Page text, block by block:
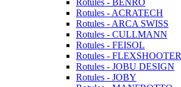
Rotules - BENRO
Rotules - ACRATECH
Rotules - ARCA SWISS
Rotules - CULLMANN
Rotules - FEISOL
Rotules - FLEXSHOOTER
Rotules - JOBU DESIGN
Rotules - JOBY